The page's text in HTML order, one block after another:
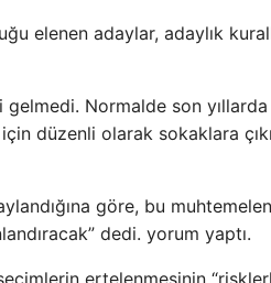
elenen adaylar, adaylık
gelmedi. Normalde son
düzenli olarak sokaklara
göre, bu
dedi. yorum yaptı.
ertelenmesinin